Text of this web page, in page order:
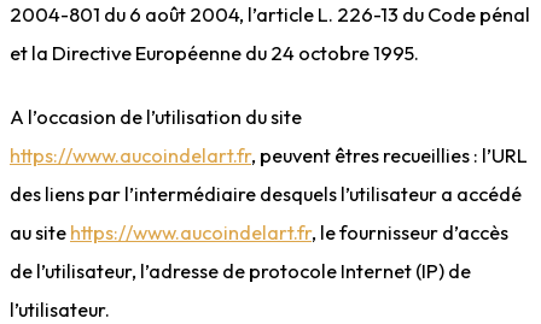
2004-801 du 6 août 2004, l’article L. 226-13 du Code pénal
et la Directive Européenne du 24 octobre 1995.
A l’occasion de l’utilisation du site
https://www.aucoindelart.fr, peuvent êtres recueillies : l’URL
des liens par l’intermédiaire desquels l’utilisateur a accédé
au site https://www.aucoindelart.fr, le fournisseur d’accès
de l’utilisateur, l’adresse de protocole Internet (IP) de
l’utilisateur.